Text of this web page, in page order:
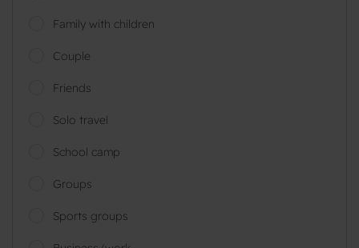
Family with children
Couple
Friends
Solo travel
School camp
Groups
Sports groups